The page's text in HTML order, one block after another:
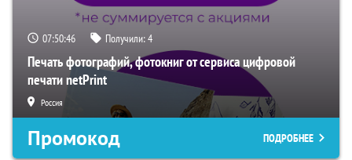
07:50:45 Получили:4
Печать фотографий, фотокниг от сервиса цифровой
печати netPrint
Россия
Промокод ПОДРОБНЕЕ